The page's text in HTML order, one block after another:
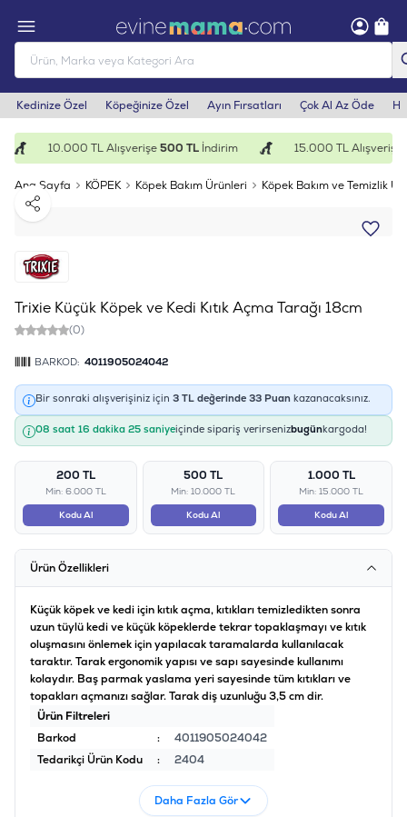
Kedinize Özel Köpeğinize Özel Ayın Fırsatları Çok Al Az Öde
10.000 TL Alışverişe500 TLİndirim 15.000 TL Alışverişe
Ana Sayfa KÖPEK Köpek Bakım Ürünleri
Köpek Bakım ve Temizlik
Paylaş
Trixie Küçük Köpek ve Kedi Kıtık Açma Tarağı 18cm
(0)
BARKOD: 4011905024042
Bir sonraki alışverişiniz için 3 TL değerinde 33 Puan kazanacaksınız.
08 saat 16 dakika 25 saniyeiçinde sipariş verirsenizbugünkargoda!
200 TL
Min: 6.000 TL
Kodu Al
500 TL
Min: 10.000 TL
Kodu Al
1.000 TL
Min: 15.000 TL
Kodu Al
Ürün Özellikleri
Küçük köpek ve kedi için kıtık açma, kıtıkları temizledikten sonra
uzun tüylü kedi ve küçük köpeklerde tekrar topaklaşmayı ve kıtık
oluşmasını önlemek için yapılacak taramalarda kullanılacak
taraktır. Tarak ergonomik yapısı ve sapı sayesinde kullanımı
kolaydır. Baş parmak yaslama yeri sayesinde tüm kıtıkları ve
topakları açmanızı sağlar. Tarak diş uzunluğu 3,5 cm dir.
Ürün Filtreleri
Barkod
:
4011905024042
Tedarikçi Ürün Kodu
: 2404
Daha Fazla Gör